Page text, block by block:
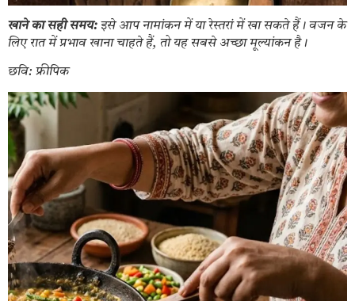
खाने का सही समय: इसे आप नामांकन में या रेस्तरां में खा सकते हैं। वजन के
लिए रात में प्रभाव खाना चाहते हैं, तो यह सबसे अच्छा मूल्यांकन है।
छवि: फ्रीपिक